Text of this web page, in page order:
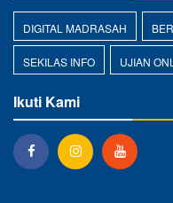
DIGITAL MADRASAH
SEKILAS INFO UJIAN
Ikuti Kami